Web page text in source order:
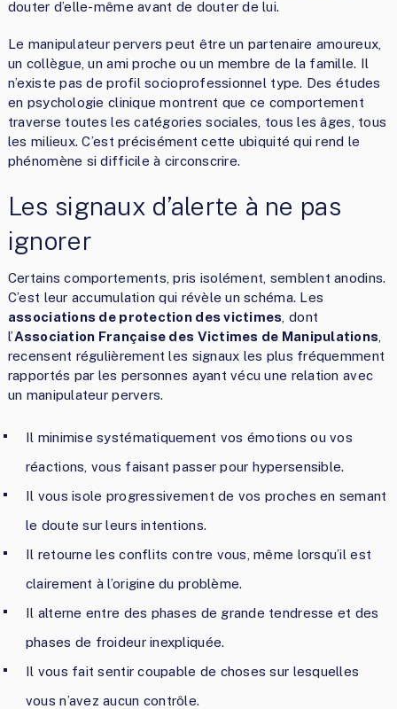
douter d’elle-même avant de douter de lui.
Le manipulateur pervers peut être un partenaire amoureux,
un collègue, un ami proche ou un membre de la famille. Il
n’existe pas de profil socioprofessionnel type. Des études
en psychologie clinique montrent que ce comportement
traverse toutes les catégories sociales, tous les âges, tous
les milieux. C’est précisément cette ubiquité qui rend le
phénomène si difficile à circonscrire.
Les signaux d’alerte à ne pas
ignorer
Certains comportements, pris isolément, semblent anodins.
C’est leur accumulation qui révèle un schéma. Les
associations de protection des victimes , dont
l’Association Française des Victimes de Manipulations
recensent régulièrement les signaux les plus fréquemment
rapportés par les personnes ayant vécu une relation avec
un manipulateur pervers.
Il minimise systématiquement vos émotions ou vos
réactions, vous faisant passer pour hypersensible.
Il vous isole progressivement de vos proches en semant
le doute sur leurs intentions.
Il retourne les conflits contre vous, même lorsqu’il est
clairement à l’origine du problème.
Il alterne entre des phases de grande tendresse et des
phases de froideur inexpliquée.
Il vous fait sentir coupable de choses sur lesquelles
vous n’avez aucun contrôle.